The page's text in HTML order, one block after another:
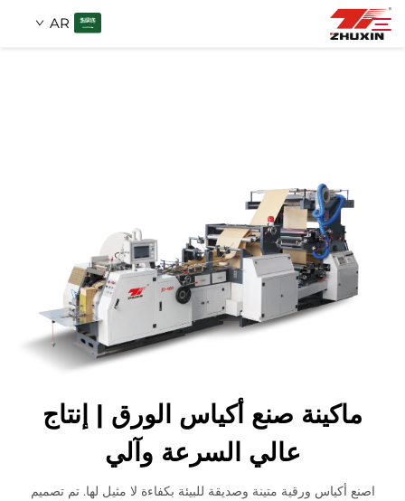
AR
شركة
أخبار
ماكينة صنع أكياس الورق | إنتاج
عالي السرعة وآلي
اصنع أكياس ورقية متينة وصديقة للبيئة بكفاءة لا مثيل لها. تم تصميم